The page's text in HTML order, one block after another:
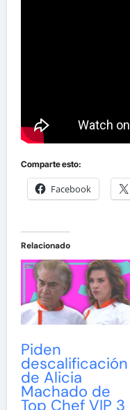
Comparte esto:
Facebook
Relacionado
Piden
descalificación
de Alicia
Machado de
Top Chef VIP 3